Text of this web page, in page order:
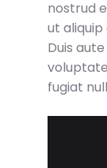
nostrud
ut
Duis
fugiat